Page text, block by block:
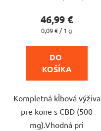
produktu
je
z
5
hviezdičiek.
46,99 €
Jednotková
0,09 € / 1 g
DO
KOŠÍKA
Kompletná kĺbová výživa
pre kone s CBD (500
mg).Vhodná pri